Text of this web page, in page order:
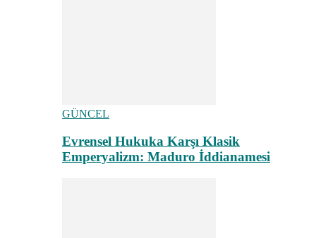
GÜNCEL
Evrensel Hukuka Karşı Klasik
Emperyalizm: Maduro İddianamesi